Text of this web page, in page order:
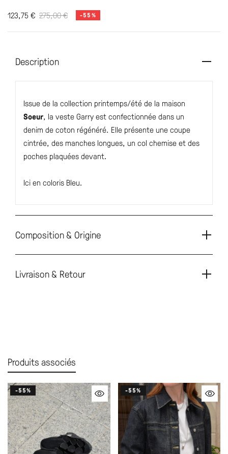
123,75€ 275,00€ -55%
Description
Issue de la collection printemps/été de la maison
Soeur, la veste Garry est confectionnée dans un
denim de coton régénéré. Elle présente une coupe
cintrée, des manches longues, un col chemise et des
poches plaquées devant.
Ici en coloris Bleu.
Composition & Origine
Livraison & Retour
Produits associés
-55% -55%